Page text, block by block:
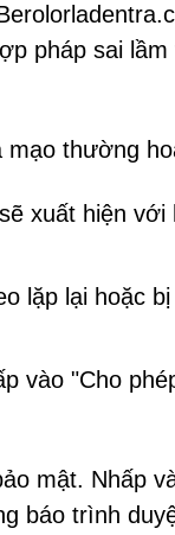
pháp sai
mạo thường
xuất hiện
lặp lại hoặc
vào "Cho
mật. Nhấp
báo trình